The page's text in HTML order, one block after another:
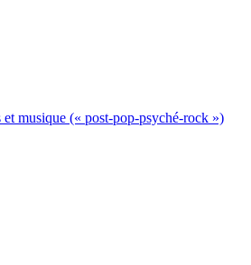
musique (« post-pop-psyché-rock »)